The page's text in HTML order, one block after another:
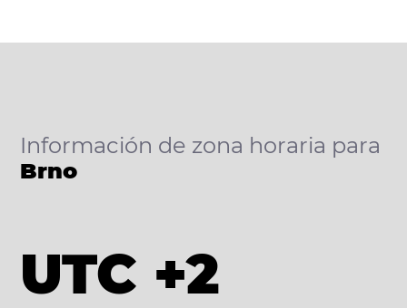
Información de zona horaria para
Brno
UTC +2